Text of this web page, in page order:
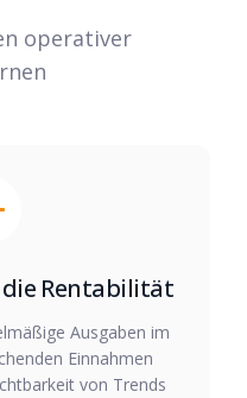
operativer
Rentabilität
Ausgaben im
Einnahmen
von Trends